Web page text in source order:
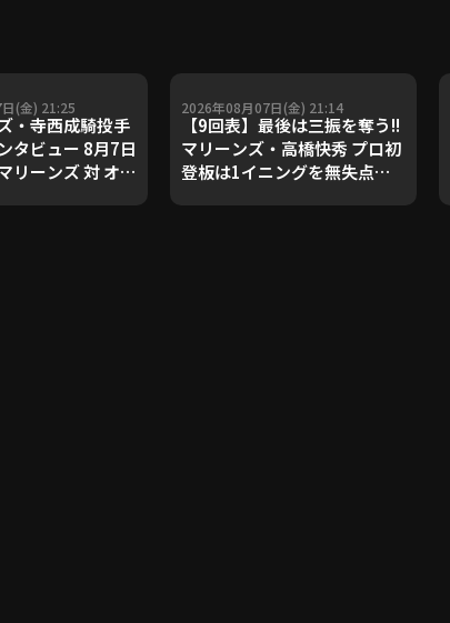
(金) 21:25
・寺西成騎投手
タビュー 8月7日
リーンズ 対 オリ
2026年08月07日(金) 21:14
【9回表】最後は三振を奪う!!
マリーンズ・高橋快秀 プロ初
登板は1イニングを無失点に